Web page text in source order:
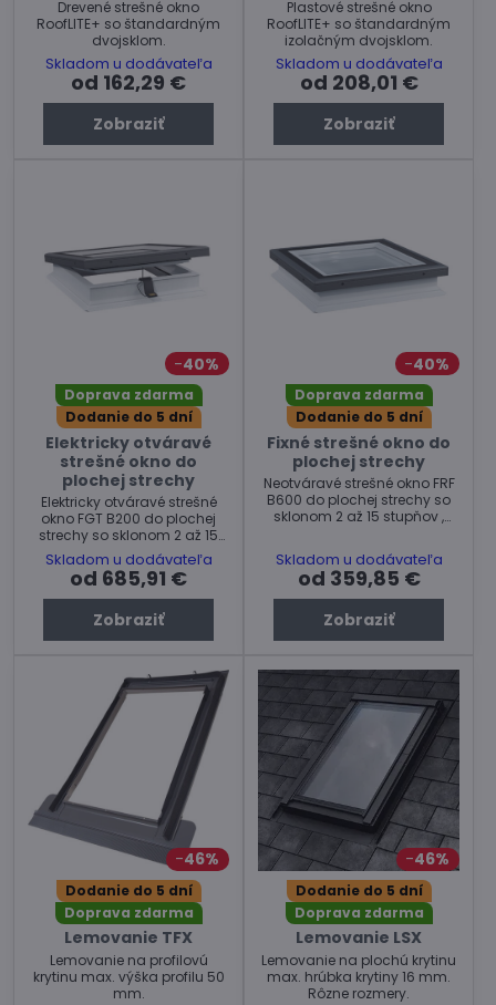
Drevené strešné okno
RoofLITE+ so štandardným
dvojsklom.
Skladom u dodávateľa
od 162,29 €
Zobraziť
Plastové strešné okno
RoofLITE+ so štandardným
izolačným dvojsklom.
Skladom u dodávateľa
od 208,01 €
Zobraziť
40%
Doprava zdarma
Dodanie do 5 dní
Elektricky otváravé
strešné okno do
plochej strechy
Elektricky otváravé strešné
okno FGT B200 do plochej
strechy so sklonom 2 až 15
stupňov , vhodné do
obytných a zateplených
priestorov.
Skladom u dodávateľa
od 685,91 €
Zobraziť
40%
Doprava zdarma
Dodanie do 5 dní
Fixné strešné okno do
plochej strechy
Neotváravé strešné okno FRF
B600 do plochej strechy so
sklonom 2 až 15 stupňov ,
zateplených priestorov.
Skladom u dodávateľa
od 359,85 €
Zobraziť
46%
Dodanie do 5 dní
Doprava zdarma
Lemovanie TFX
Lemovanie na profilovú
krytinu max. výška profilu 50
mm.
46%
Dodanie do 5 dní
Doprava zdarma
Lemovanie LSX
Lemovanie na plochú krytinu
max. hrúbka krytiny 16 mm.
Rôzne rozmery.